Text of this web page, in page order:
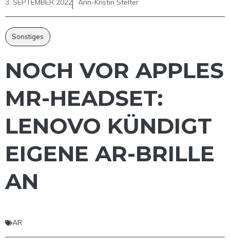
3. SEPTEMBER 2022 Ann-Kristin Stelter
Sonstiges
NOCH VOR APPLES
MR-HEADSET:
LENOVO KÜNDIGT
EIGENE AR-BRILLE
AN
AR